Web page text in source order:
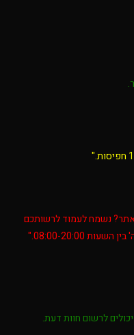
באתר? נשמח לעמוד לרשותכם
לרשום חוות דעת.